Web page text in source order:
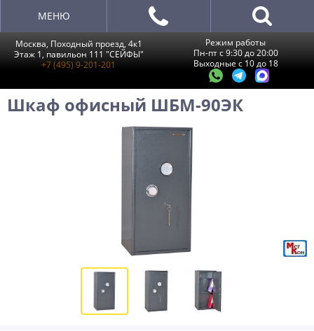
Москва, Походный проезд, 4к1
Этаж 1, павильон 111 "СЕЙФЫ"
+7 (495) 9-201-201
Режим работы
Пн-пт с 9:30 до 20:00
Выходные с 10 до 18
МЕНЮ
Шкаф офисный ШБМ-90ЭК